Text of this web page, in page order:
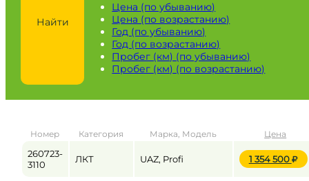
Город / регион
от до
Пробег / Наработка
Найти
Цена (по убыванию)
Цена (по возрастанию)
Год (по убыванию)
Год (по возрастанию)
Пробег (км) (по убыванию)
Пробег (км) (по возрастанию)
Номер Категория Марка, Модель Цена
260723-
3110
ЛКТ UAZ, Profi 1 354 500